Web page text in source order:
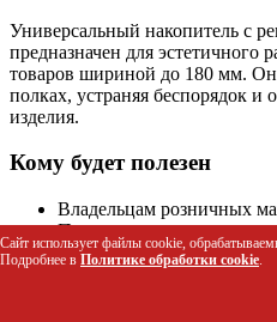
Универсальный накопитель с
предназначен для эстетичного
товаров шириной до 180 мм.
полках, устраняя беспорядок и
изделия.
Кому будет полезен
Владельцам розничных
Продавцам косметики,
животных
Операторам кассовых
Сайт использует файлы cookie,
Подробнее в Политике обработки cookie.